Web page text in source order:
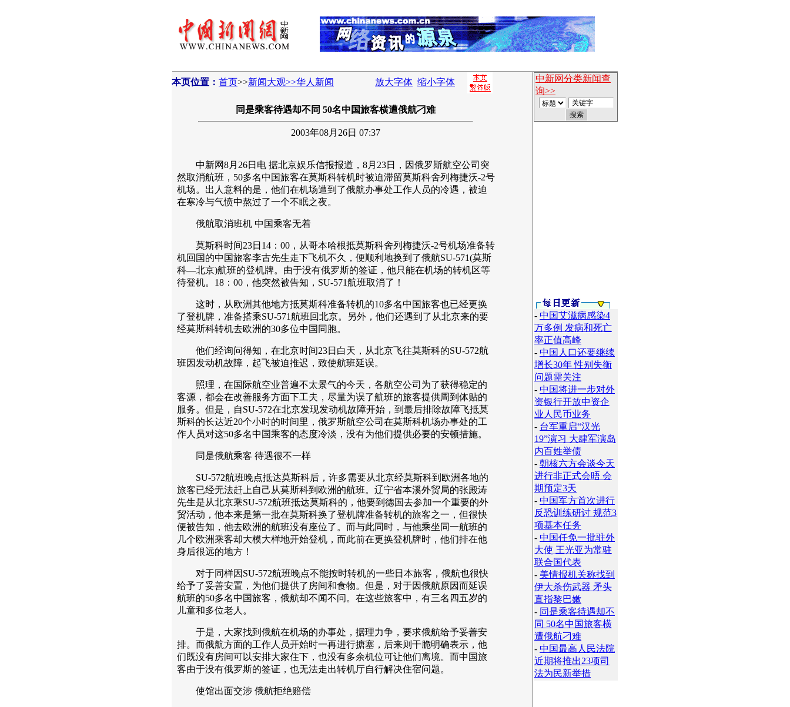
本页位置： 首页>>新闻大观>>华人新闻 放大字体 缩小字体
同是乘客待遇却不同 50名中国旅客横遭俄航刁难
2003年08月26日 07:37
中新网8月26日电 据北京娱乐信报报道，8月23日，因俄罗斯航空公司突
然取消航班，50多名中国旅客在莫斯科转机时被迫滞留莫斯科舍列梅捷沃-2号
机场。出人意料的是，他们在机场遭到了俄航办事处工作人员的冷遇，被迫
在寒冷与气愤中熬过了一个不眠之夜。
俄航取消班机 中国乘客无着
莫斯科时间23日14：00，从哥本哈根抵莫斯科舍列梅捷沃-2号机场准备转
机回国的中国旅客李古先生走下飞机不久，便顺利地换到了俄航SU-571(莫斯
科—北京)航班的登机牌。由于没有俄罗斯的签证，他只能在机场的转机区等
待登机。18：00，他突然被告知，SU-571航班取消了！
这时，从欧洲其他地方抵莫斯科准备转机的10多名中国旅客也已经更换
了登机牌，准备搭乘SU-571航班回北京。另外，他们还遇到了从北京来的要
经莫斯科转机去欧洲的30多位中国同胞。
他们经询问得知，在北京时间23日白天，从北京飞往莫斯科的SU-572航
班因发动机故障，起飞被迫推迟，致使航班延误。
照理，在国际航空业普遍不太景气的今天，各航空公司为了获得稳定的
客源，都会在改善服务方面下工夫，尽量为误了航班的旅客提供周到体贴的
服务。但是，自SU-572在北京发现发动机故障开始，到最后排除故障飞抵莫
斯科的长达近20个小时的时间里，俄罗斯航空公司在莫斯科机场办事处的工
作人员对这50多名中国乘客的态度冷淡，没有为他们提供必要的安顿措施。
同是俄航乘客 待遇很不一样
SU-572航班晚点抵达莫斯科后，许多需要从北京经莫斯科到欧洲各地的
旅客已经无法赶上自己从莫斯科到欧洲的航班。辽宁省本溪外贸局的张殿涛
先生是从北京乘SU-572航班抵达莫斯科的，他要到德国去参加一个重要的外
贸活动，他本来是第一批在莫斯科换了登机牌准备转机的旅客之一，但很快
便被告知，他去欧洲的航班没有座位了。而与此同时，与他乘坐同一航班的
几个欧洲乘客却大模大样地开始登机，而此前在更换登机牌时，他们排在他
身后很远的地方！
对于同样因SU-572航班晚点不能按时转机的一些日本旅客，俄航也很快
给予了妥善安置，为他们提供了房间和食物。但是，对于因俄航原因而延误
航班的50多名中国旅客，俄航却不闻不问。在这些旅客中，有三名四五岁的
儿童和多位老人。
于是，大家找到俄航在机场的办事处，据理力争，要求俄航给予妥善安
排。而俄航方面的工作人员开始时一再进行搪塞，后来则干脆明确表示，他
们既没有房间可以安排大家住下，也没有多余机位可让他们离境。而中国旅
客由于没有俄罗斯的签证，也无法走出转机厅自行解决住宿问题。
使馆出面交涉 俄航拒绝赔偿
中新网分类新闻查
询>>
- 中国艾滋病感染4
万多例 发病和死亡
率正值高峰
- 中国人口还要继续
增长30年 性别失衡
问题需关注
- 中国将进一步对外
资银行开放中资企
业人民币业务
- 台军重启“汉光
19”演习 大肆军演岛
内百姓举债
- 朝核六方会谈今天
进行非正式会晤 会
期预定3天
- 中国军方首次进行
反恐训练研讨 规范3
项基本任务
- 中国任免一批驻外
大使 王光亚为常驻
联合国代表
- 美情报机关称找到
伊大杀伤武器 矛头
直指黎巴嫩
- 同是乘客待遇却不
同 50名中国旅客横
遭俄航刁难
- 中国最高人民法院
近期将推出23项司
法为民新举措